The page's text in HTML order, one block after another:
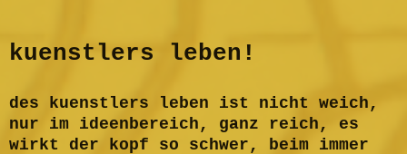
kuenstlers leben!
des kuenstlers leben ist nicht weich,
nur im ideenbereich, ganz reich, es
wirkt der kopf so schwer, beim immer